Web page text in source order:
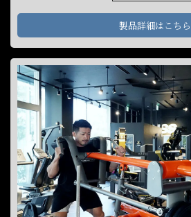
優れた背中トレーニングマシンです。
製品詳細はこちら